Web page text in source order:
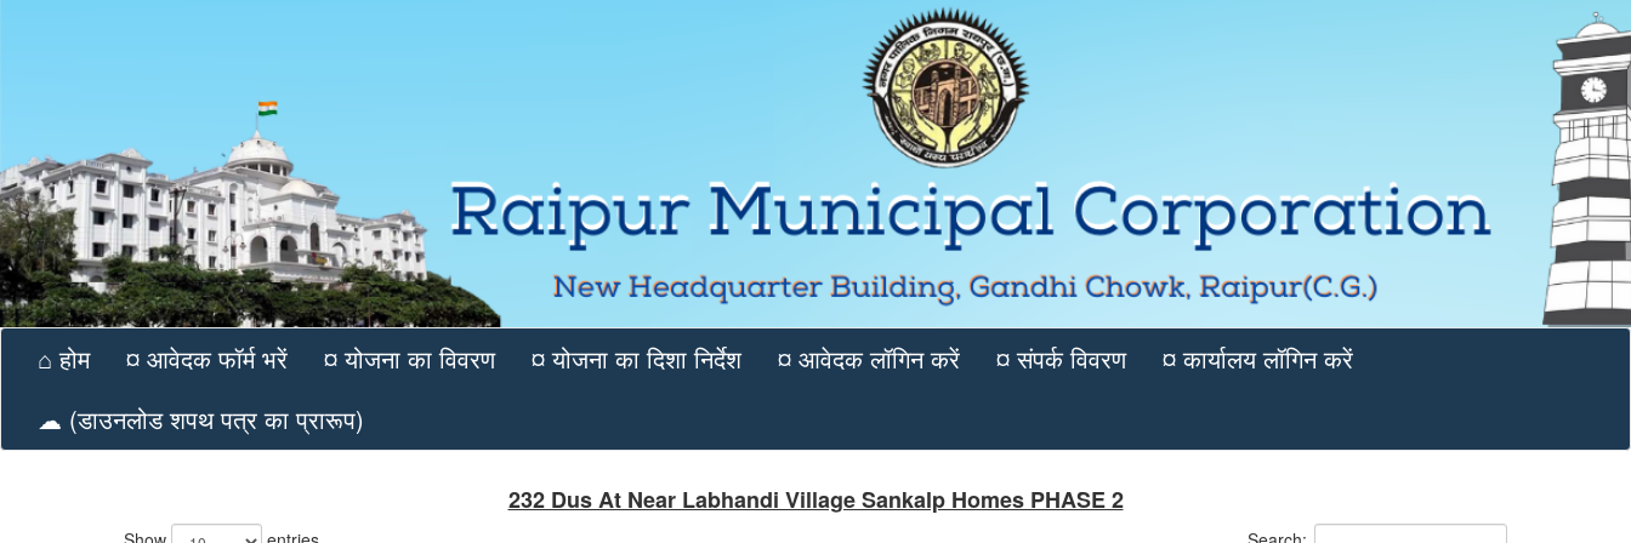
⌂ होम ¤ आवेदक फॉर्म भरें ¤ योजना का विवरण ¤ योजना का दिशा निर्देश ¤ आवेदक लॉगिन करें ¤ संपर्क विवरण
¤ कार्यालय लॉगिन करें
☁ (डाउनलोड शपथ पत्र का प्रारूप)
232 Dus At Near Labhandi Village Sankalp Homes PHASE 2